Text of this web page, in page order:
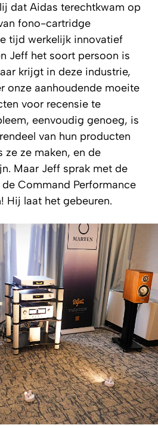
dat Aidas terechtkwam op
fono-cartridge
tijd werkelijk innovatief
Jeff het soort persoon is
krijgt in deze industrie,
onze aanhoudende moeite
voor recensie te
eenvoudig genoeg, is
van hun producten
ze ze maken, en de
Maar Jeff sprak met de
Command Performance
Hij laat het gebeuren.